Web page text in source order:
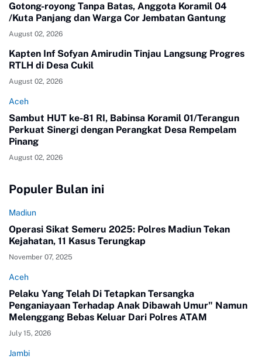
Gotong-royong Tanpa Batas, Anggota Koramil 04
/Kuta Panjang dan Warga Cor Jembatan Gantung
August 02, 2026
Kapten Inf Sofyan Amirudin Tinjau Langsung Progres
RTLH di Desa Cukil
August 02, 2026
Aceh
Sambut HUT ke-81 RI, Babinsa Koramil 01/Terangun
Perkuat Sinergi dengan Perangkat Desa Rempelam
Pinang
August 02, 2026
Populer Bulan ini
Madiun
Operasi Sikat Semeru 2025: Polres Madiun Tekan
Kejahatan, 11 Kasus Terungkap
November 07, 2025
Aceh
Pelaku Yang Telah Di Tetapkan Tersangka
Penganiayaan Terhadap Anak Dibawah Umur" Namun
Melenggang Bebas Keluar Dari Polres ATAM
July 15, 2026
Jambi